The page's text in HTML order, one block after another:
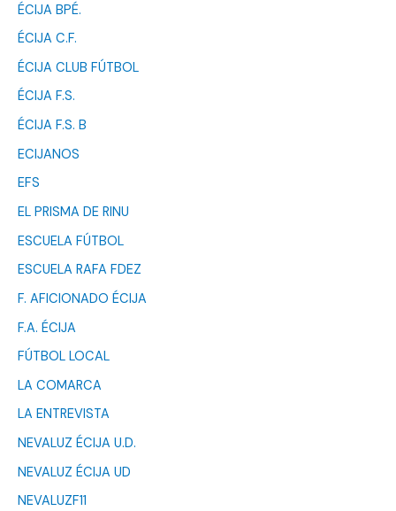
ÉCIJA BPÉ.
ÉCIJA C.F.
ÉCIJA CLUB FÚTBOL
ÉCIJA F.S.
ÉCIJA F.S. B
ECIJANOS
EFS
EL PRISMA DE RINU
ESCUELA FÚTBOL
ESCUELA RAFA FDEZ
F. AFICIONADO ÉCIJA
F.A. ÉCIJA
FÚTBOL LOCAL
LA COMARCA
LA ENTREVISTA
NEVALUZ ÉCIJA U.D.
NEVALUZ ÉCIJA UD
NEVALUZF11